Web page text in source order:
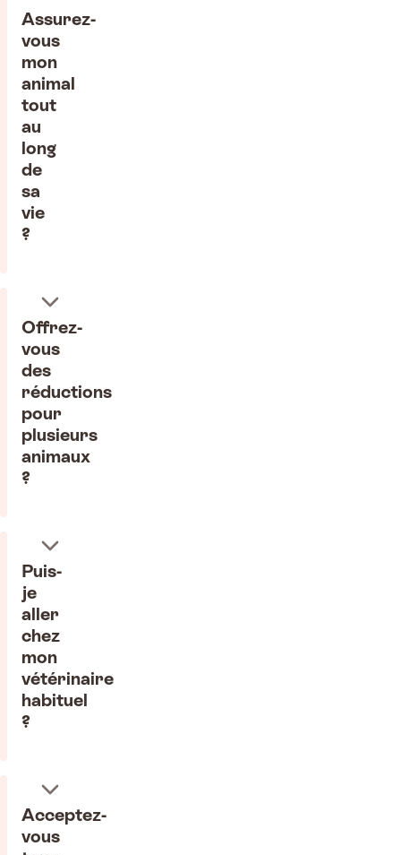
Assurez-
vous
mon
animal
tout
au
long
de
sa
vie
?
Offrez-
vous
des
réductions
pour
plusieurs
animaux
?
Puis-
je
aller
chez
mon
vétérinaire
habituel
?
Acceptez-
vous